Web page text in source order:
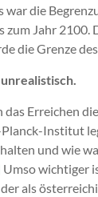
die
zum Jahr 2100.
die Grenze
das Erreichen
Institut
und wie
Umso wichtiger
als